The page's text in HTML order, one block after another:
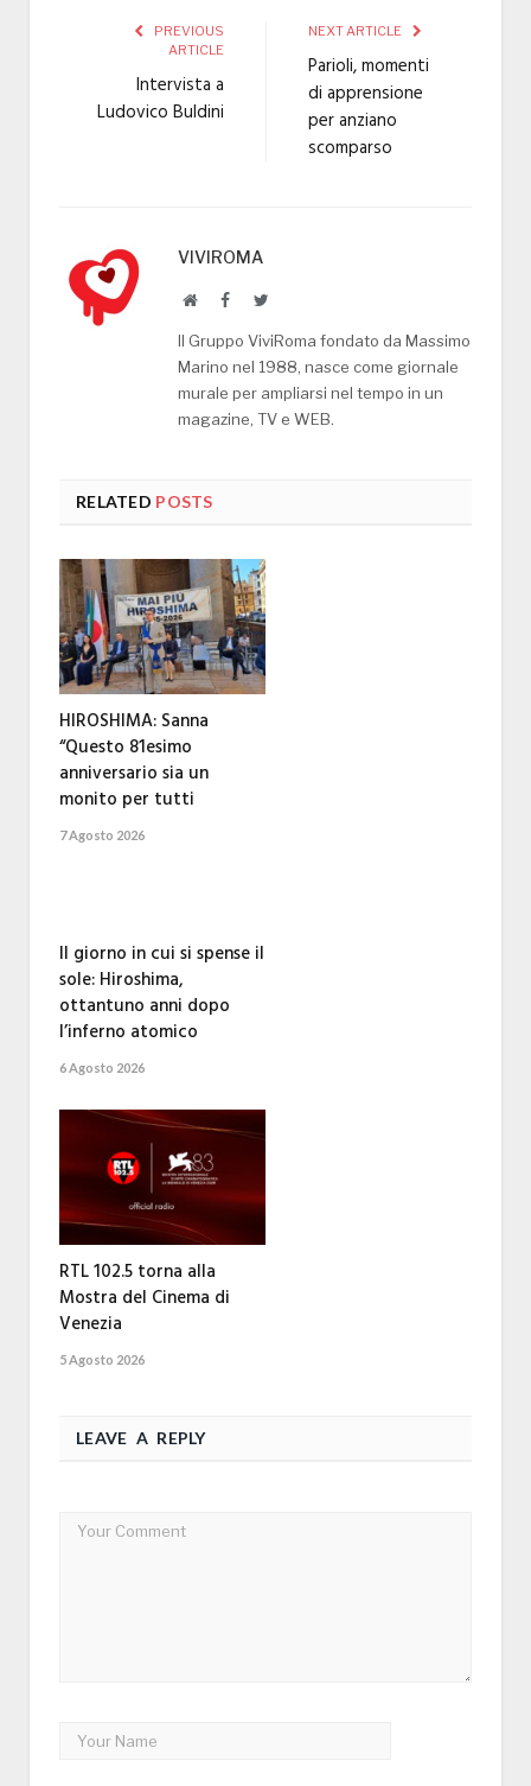
PREVIOUS
ARTICLE
Intervista a
Ludovico Buldini
NEXT ARTICLE
Parioli, momenti
di apprensione
per anziano
scomparso
VIVIROMA
WebsiteFacebookTwitter
Il Gruppo ViviRoma fondato da Massimo
Marino nel 1988, nasce come giornale
murale per ampliarsi nel tempo in un
magazine, TV e WEB.
RELATED POSTS
HIROSHIMA: Sanna
“Questo 81esimo
anniversario sia un
monito per tutti
7 Agosto 2026
Il giorno in cui si spense il
sole: Hiroshima,
ottantuno anni dopo
l’inferno atomico
6 Agosto 2026
RTL 102.5 torna alla
Mostra del Cinema di
Venezia
5 Agosto 2026
LEAVE A REPLY